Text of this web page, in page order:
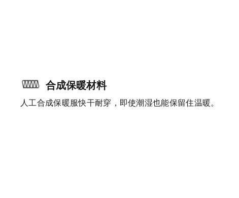
合成保暖材料
人工合成保暖服快干耐穿，即使潮湿也能保留住温暖。